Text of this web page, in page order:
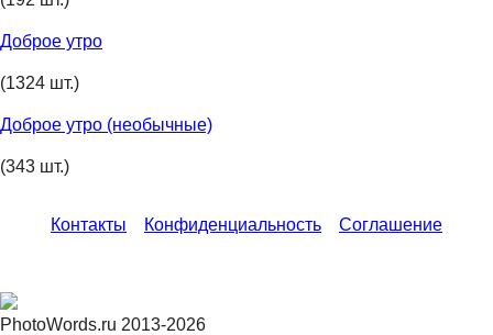
Доброе утро
(1324 шт.)
Доброе утро (необычные)
(343 шт.)
Контакты Конфиденциальность Соглашение
PhotoWords.ru 2013-2026